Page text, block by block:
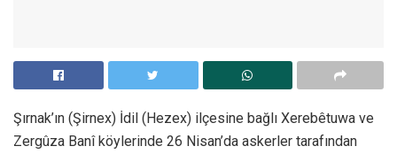
Şırnak’ın (Şirnex) İdil (Hezex) ilçesine bağlı Xerebêtuwa ve
Zergûza Banî köylerinde 26 Nisan’da askerler tarafından